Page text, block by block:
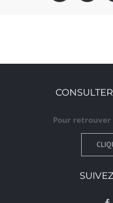
Pour retrouver